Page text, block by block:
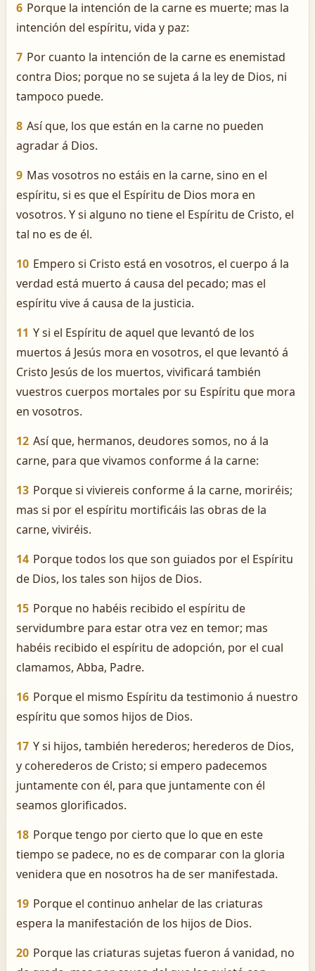
6 Porque la intención de la carne es muerte; mas la
intención del espíritu, vida y paz:
7 Por cuanto la intención de la carne es enemistad
contra Dios; porque no se sujeta á la ley de Dios, ni
tampoco puede.
8 Así que, los que están en la carne no pueden
agradar á Dios.
9 Mas vosotros no estáis en la carne, sino en el
espíritu, si es que el Espíritu de Dios mora en
vosotros. Y si alguno no tiene el Espíritu de Cristo, el
tal no es de él.
10 Empero si Cristo está en vosotros, el cuerpo á la
verdad está muerto á causa del pecado; mas el
espíritu vive á causa de la justicia.
11 Y si el Espíritu de aquel que levantó de los
muertos á Jesús mora en vosotros, el que levantó á
Cristo Jesús de los muertos, vivificará también
vuestros cuerpos mortales por su Espíritu que mora
en vosotros.
12 Así que, hermanos, deudores somos, no á la
carne, para que vivamos conforme á la carne:
13 Porque si viviereis conforme á la carne, moriréis;
mas si por el espíritu mortificáis las obras de la
carne, viviréis.
14 Porque todos los que son guiados por el Espíritu
de Dios, los tales son hijos de Dios.
15 Porque no habéis recibido el espíritu de
servidumbre para estar otra vez en temor; mas
habéis recibido el espíritu de adopción, por el cual
clamamos, Abba, Padre.
16 Porque el mismo Espíritu da testimonio á nuestro
espíritu que somos hijos de Dios.
17 Y si hijos, también herederos; herederos de Dios,
y coherederos de Cristo; si empero padecemos
juntamente con él, para que juntamente con él
seamos glorificados.
18 Porque tengo por cierto que lo que en este
tiempo se padece, no es de comparar con la gloria
venidera que en nosotros ha de ser manifestada.
19 Porque el continuo anhelar de las criaturas
espera la manifestación de los hijos de Dios.
20 Porque las criaturas sujetas fueron á vanidad, no